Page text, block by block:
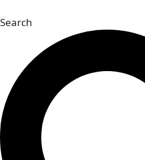
Search